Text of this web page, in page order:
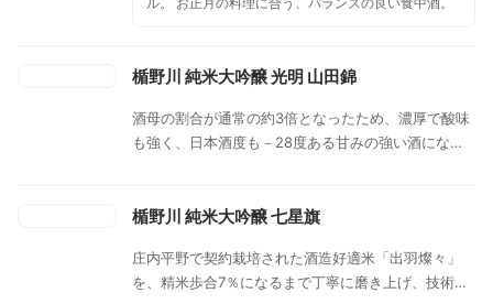
楯野川 純米大吟醸 光明 山田錦
酒母の割合が通常の約3倍となったため、濃厚で酸味
も強く、日本酒度も－28度ある甘みの強い酒になっ
楯野川 純米大吟醸 七星旗
庄内平野で契約栽培された酒造好適米「出羽燦々」
を、精米歩合7％になるまで丁寧に磨き上げ、技術の